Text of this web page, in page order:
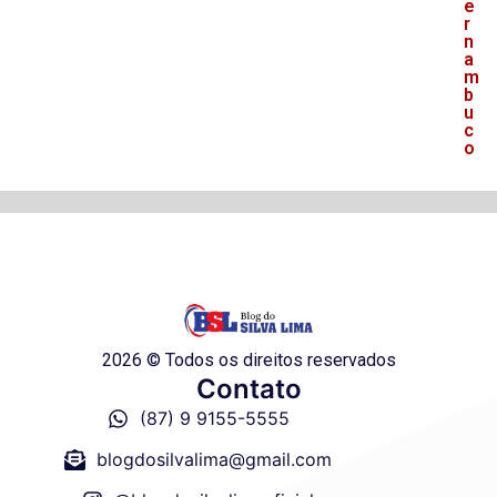
e
r
n
a
m
b
u
c
o
2026 © Todos os direitos reservados
Contato
(87) 9 9155-5555
blogdosilvalima@gmail.com